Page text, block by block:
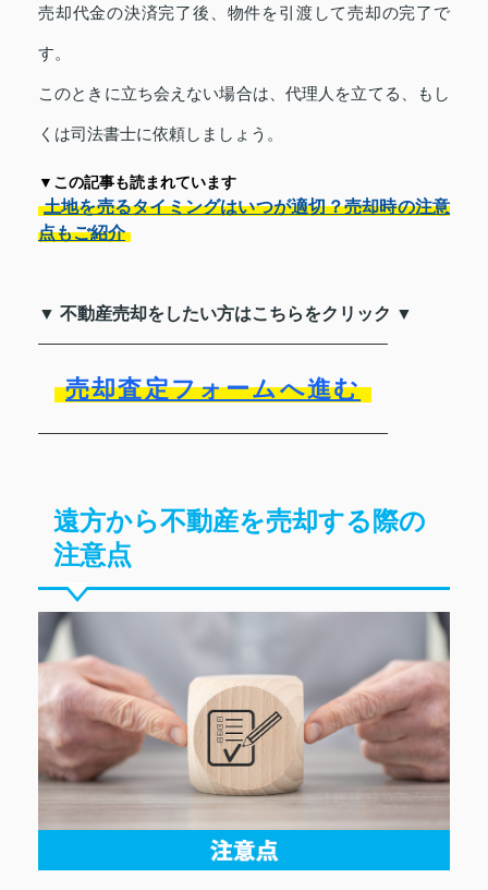
売却代金の決済完了後、物件を引渡して売却の完了で
す。
このときに立ち会えない場合は、代理人を立てる、もし
くは司法書士に依頼しましょう。
▼この記事も読まれています
土地を売るタイミングはいつが適切？売却時の注意
点もご紹介
▼ 不動産売却をしたい方はこちらをクリック ▼
売却査定フォームへ進む
遠方から不動産を売却する際の
注意点